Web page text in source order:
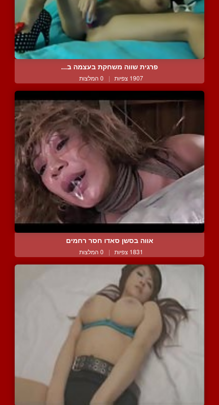
פרגית שווה משחקת בעצמה ב...
1907 צפיות | 0 המלצות
אווה בסשן סאדו חסר רחמים
1831 צפיות | 0 המלצות